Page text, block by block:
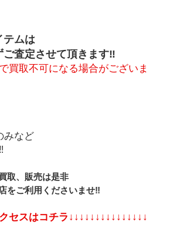
テムは
査定させて頂きます‼
買取不可になる場合がございま
みなど
取、販売は是非
をご利用くださいませ‼
セスはコチラ↓↓↓↓↓↓↓↓↓↓↓↓↓↓↓